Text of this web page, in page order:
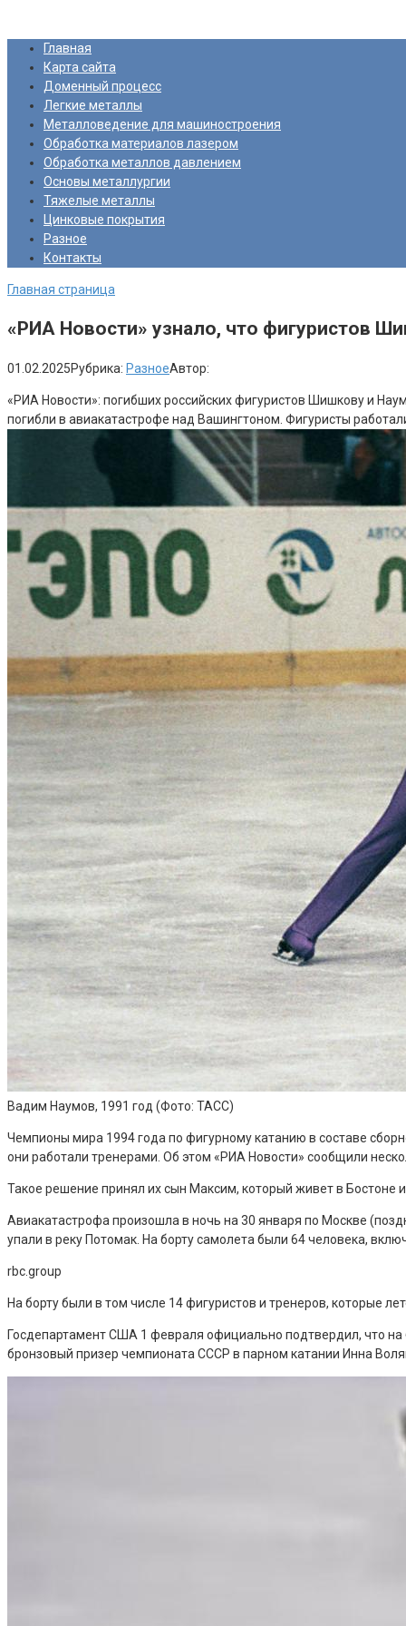
контентуГлавная
Карта сайта
Доменный процесс
Легкие металлы
Металловедение для машиностроения
Обработка материалов лазером
Обработка металлов давлением
Основы металлургии
Тяжелые металлы
Цинковые покрытия
Разное
Контакты
Главная страница
«РИА Новости» узнало, что фигуристов
01.02.2025Рубрика: РазноеАвтор:
«РИА Новости»: погибших российских фигуристов Шишкову и
погибли в авиакатастрофе над Вашингтоном. Фигуристы
Вадим Наумов, 1991 год (Фото: ТАСС)
Чемпионы мира 1994 года по фигурному катанию в составе
они работали тренерами. Об этом «РИА Новости» сообщили
Такое решение принял их сын Максим, который живет в
Авиакатастрофа произошла в ночь на 30 января по Москве
упали в реку Потомак. На борту самолета были 64 человека,
rbc.group
На борту были в том числе 14 фигуристов и тренеров, которые
Госдепартамент США 1 февраля официально подтвердил, что
бронзовый призер чемпионата СССР в парном катании Инна